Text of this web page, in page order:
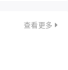
查看更多